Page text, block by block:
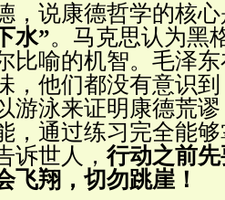
，说康德哲学的核
水”。马克思认为黑
比喻的机智。毛泽
，他们都没有意识
游泳来证明康德荒
，通过练习完全能
诉世人，行动之前
飞翔，切勿跳崖 ！